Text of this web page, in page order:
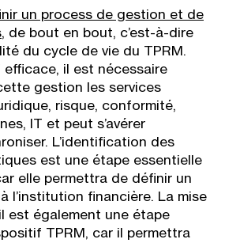
un process de gestion et de
, de bout en bout, c’est-à-dire
du cycle de vie du TPRM.
il est nécessaire
gestion les services
risque, conformité,
IT et peut s’avérer
L’identification des
est une étape essentielle
elle permettra de définir un
l’institution financière. La mise
est également une étape
TPRM, car il permettra